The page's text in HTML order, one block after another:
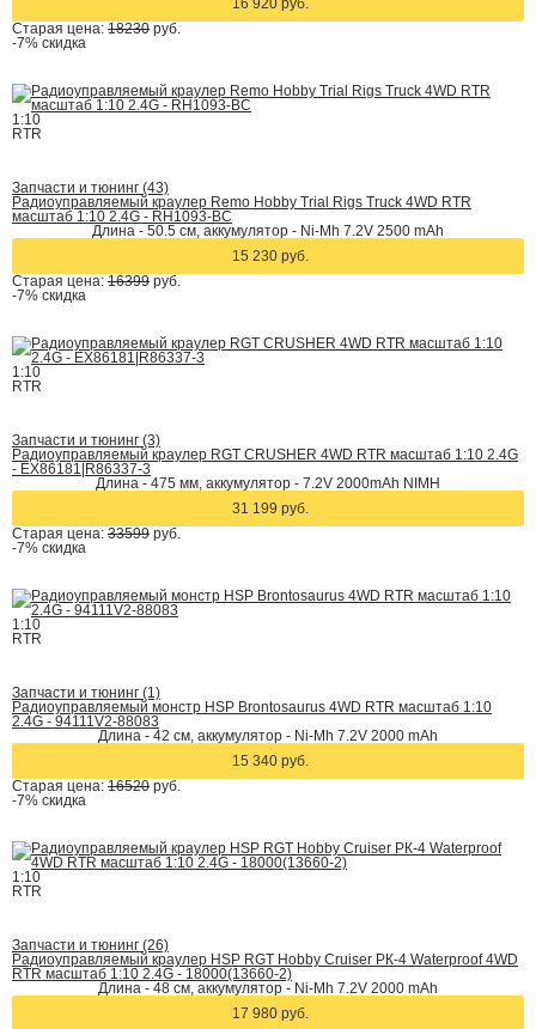
16 920 руб.
Старая цена: 18230 руб.
-7% скидка
1:10
RTR
Запчасти и тюнинг (43)
Радиоуправляемый краулер Remo Hobby Trial Rigs Truck 4WD RTR
масштаб 1:10 2.4G - RH1093-BC
Длина - 50.5 cм, аккумулятор - Ni-Mh 7.2V 2500 mAh
15 230 руб.
Старая цена: 16399 руб.
-7% скидка
1:10
RTR
Запчасти и тюнинг (3)
Радиоуправляемый краулер RGT CRUSHER 4WD RTR масштаб 1:10 2.4G
- EX86181|R86337-3
Длина - 475 мм, аккумулятор - 7.2V 2000mAh NIMH
31 199 руб.
Старая цена: 33599 руб.
-7% скидка
1:10
RTR
Запчасти и тюнинг (1)
Радиоуправляемый монстр HSP Brontosaurus 4WD RTR масштаб 1:10
2.4G - 94111V2-88083
Длина - 42 cм, аккумулятор - Ni-Mh 7.2V 2000 mAh
15 340 руб.
Старая цена: 16520 руб.
-7% скидка
1:10
RTR
Запчасти и тюнинг (26)
Радиоуправляемый краулер HSP RGT Hobby Cruiser РК-4 Waterproof 4WD
RTR масштаб 1:10 2.4G - 18000(13660-2)
Длина - 48 см, аккумулятор - Ni-Mh 7.2V 2000 mAh
17 980 руб.